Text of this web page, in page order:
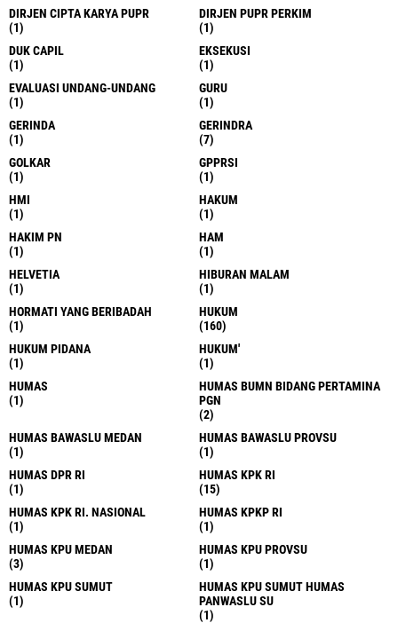
DIRJEN CIPTA KARYA PUPR
(1)
DIRJEN PUPR PERKIM
(1)
DUK CAPIL
(1)
EKSEKUSI
(1)
EVALUASI UNDANG-UNDANG
(1)
GURU
(1)
GERINDA
(1)
GERINDRA
(7)
GOLKAR
(1)
GPPRSI
(1)
HMI
(1)
HAKUM
(1)
HAKIM PN
(1)
HAM
(1)
HELVETIA
(1)
HIBURAN MALAM
(1)
HORMATI YANG BERIBADAH
(1)
HUKUM
(160)
HUKUM PIDANA
(1)
HUKUM'
(1)
HUMAS
(1)
HUMAS BUMN BIDANG PERTAMINA
PGN
(2)
HUMAS BAWASLU MEDAN
(1)
HUMAS BAWASLU PROVSU
(1)
HUMAS DPR RI
(1)
HUMAS KPK RI
(15)
HUMAS KPK RI. NASIONAL
(1)
HUMAS KPKP RI
(1)
HUMAS KPU MEDAN
(3)
HUMAS KPU PROVSU
(1)
HUMAS KPU SUMUT
(1)
HUMAS KPU SUMUT HUMAS
PANWASLU SU
(1)